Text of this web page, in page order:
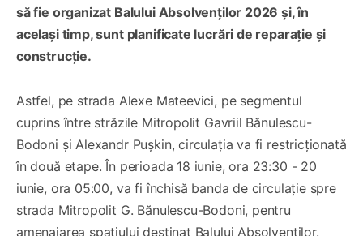
să fie organizat Balului Absolvenților 2026 și, în
același timp, sunt planificate lucrări de reparație și
construcție.
Astfel, pe strada Alexe Mateevici, pe segmentul
cuprins între străzile Mitropolit Gavriil Bănulescu-
Bodoni și Alexandr Pușkin, circulația va fi restricționată
în două etape. În perioada 18 iunie, ora 23:30 - 20
iunie, ora 05:00, va fi închisă banda de circulație spre
strada Mitropolit G. Bănulescu-Bodoni, pentru
amenajarea spațiului destinat Balului Absolvenților.